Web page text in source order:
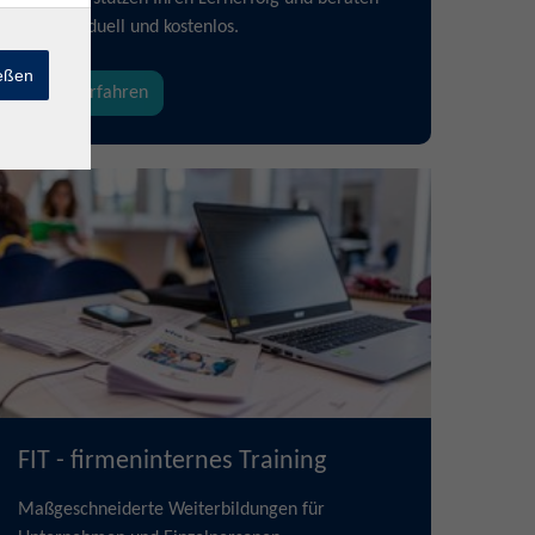
Sie individuell und kostenlos.
mehr erfahren
FIT - firmeninternes Training
Maßgeschneiderte Weiterbildungen für